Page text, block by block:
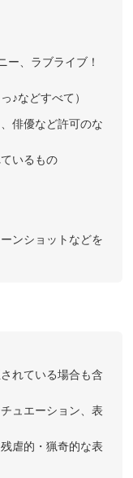
ー、ラブライブ！
♪などすべて）
俳優など許可のな
いるもの
ンショットなどを
れている場合も含
ュエーション、表
虐的・猟奇的な表